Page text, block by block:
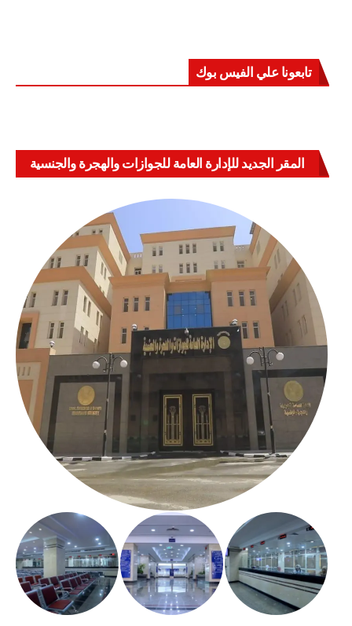
تابعونا علي الفيس بوك
المقر الجديد للإدارة العامة للجوازات والهجرة والجنسية